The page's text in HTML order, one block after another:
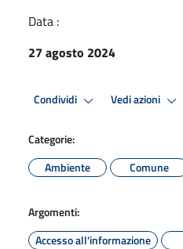
Data :
27 agosto 2024
Condividi Vedi azioni
Categorie:
Ambiente
Comune
Argomenti:
Accesso all'informazione